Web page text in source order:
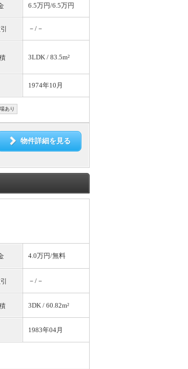
6.5万円/6.5万円
－/－
3LDK / 83.5m²
1974年10月
あり
物件詳細を見る
4.0万円/無料
－/－
3DK / 60.82m²
1983年04月